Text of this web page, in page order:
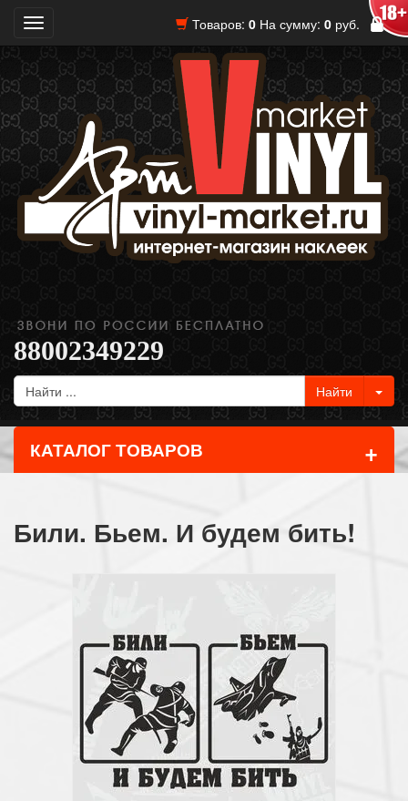
Товаров: 0 На сумму: 0 руб.
Toggle
navigation
88002349229
КАТАЛОГ ТОВАРОВ +
Били. Бьем. И будем бить!